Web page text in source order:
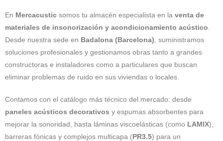
En Mercacustic somos tu almacén especialista en la venta de
materiales de insonorización y acondicionamiento acústico
Desde nuestra sede en Badalona (Barcelona) , suministramos
soluciones profesionales y gestionamos obras tanto a grandes
constructoras e instaladores como a particulares que buscan
eliminar problemas de ruido en sus viviendas o locales.
Contamos con el catálogo más técnico del mercado: desde
paneles acústicos decorativos y espumas absorbentes para
mejorar la sonoridad, hasta láminas viscoelásticas (como LAMIX),
barreras fónicas y complejos multicapa (PR3.5) para un